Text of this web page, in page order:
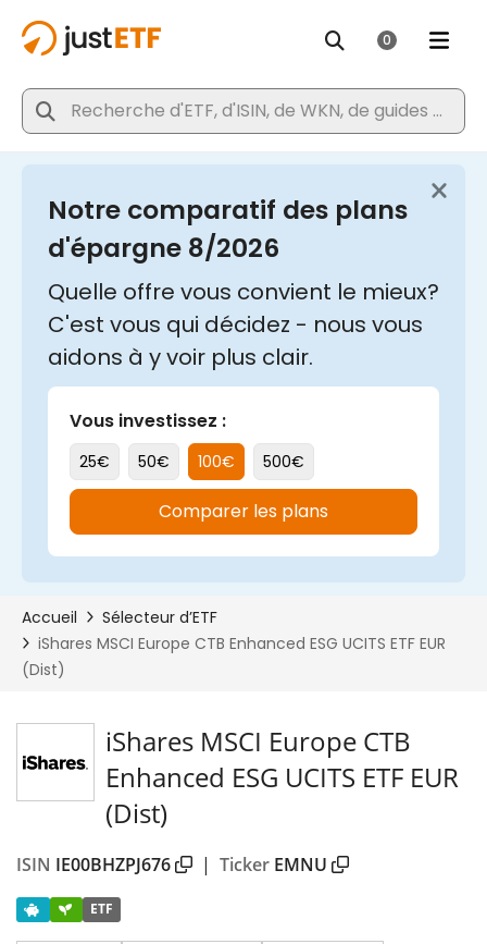
iShares MSCI Europe CTB
Enhanced ESG UCITS ETF EUR
(Dist)
ISIN IE00BHZPJ676 | Ticker EMNU
ETF